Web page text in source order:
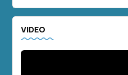
VIDEO